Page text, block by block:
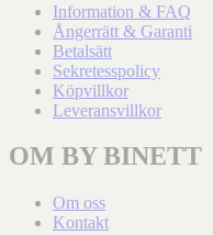
Information & FAQ
Ångerrätt & Garanti
Betalsätt
Sekretesspolicy
Köpvillkor
Leveransvillkor
OM BY BINETT
Om oss
Kontakt